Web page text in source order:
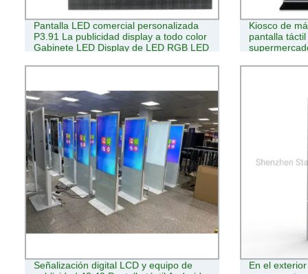
Pantalla LED comercial personalizada
P3.91 La publicidad display a todo color
Gabinete LED Display de LED RGB LED
Kiosco de
pantalla
Señalización digital LCD y equipo de
En el